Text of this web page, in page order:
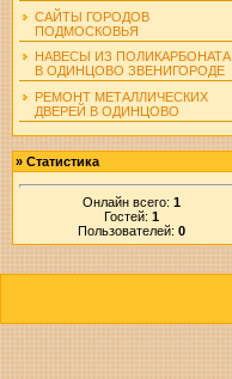
САЙТЫ ГОРОДОВ
ПОДМОСКОВЬЯ
НАВЕСЫ ИЗ ПОЛИКАРБОНАТА
В ОДИНЦОВО ЗВЕНИГОРОДЕ
РЕМОНТ МЕТАЛЛИЧЕСКИХ
ДВЕРЕЙ В ОДИНЦОВО
» Статистика
Онлайн всего: 1
Гостей: 1
Пользователей: 0